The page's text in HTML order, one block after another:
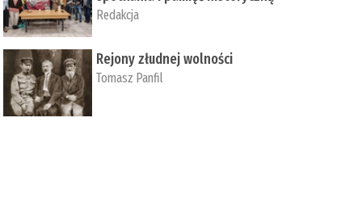
Redakcja
Rejony złudnej wolności
Tomasz Panfil